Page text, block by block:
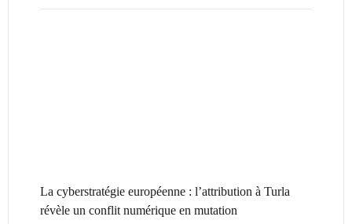
La cyberstratégie européenne : l’attribution à Turla
révèle un conflit numérique en mutation